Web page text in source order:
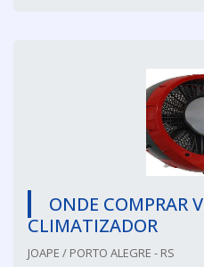
ONDE COMPRAR
CLIMATIZADOR
JOAPE / PORTO ALEGRE - RS